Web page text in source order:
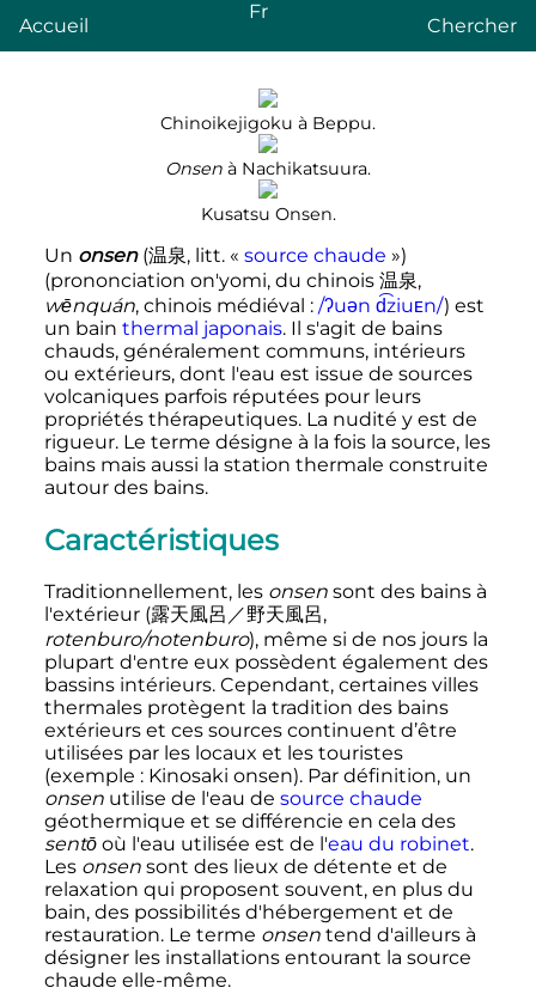
Accueil
Fr
Chercher
Chinoikejigoku à Beppu.
Onsen à Nachikatsuura.
Kusatsu Onsen.
Un onsen (温泉, litt. « source chaude »)
(prononciation on'yomi, du chinois 温泉,
wēnquán, chinois médiéval : /ʔuən d͡ziuᴇn/) est
un bain thermal japonais. Il s'agit de bains
chauds, généralement communs, intérieurs
ou extérieurs, dont l'eau est issue de sources
volcaniques parfois réputées pour leurs
propriétés thérapeutiques. La nudité y est de
rigueur. Le terme désigne à la fois la source, les
bains mais aussi la station thermale construite
autour des bains.
Caractéristiques
Traditionnellement, les onsensont des bains à
l'extérieur (露天風呂／野天風呂,
rotenburo/notenburo), même si de nos jours la
plupart d'entre eux possèdent également des
bassins intérieurs. Cependant, certaines villes
thermales protègent la tradition des bains
extérieurs et ces sources continuent d’être
utilisées par les locaux et les touristes
(exemple : Kinosaki onsen). Par définition, un
onsenutilise de l'eau de source chaude
géothermique et se différencie en cela des
sentōoù l'eau utilisée est de l'eau du robinet.
Les onsensont des lieux de détente et de
relaxation qui proposent souvent, en plus du
bain, des possibilités d'hébergement et de
restauration. Le terme onsentend d'ailleurs à
désigner les installations entourant la source
chaude elle-même.